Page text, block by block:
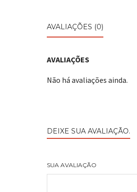
AVALIAÇÕES (0)
AVALIAÇÕES
Não há avaliações ainda.
DEIXE SUA AVALIAÇÃO.
SUA AVALIAÇÃO